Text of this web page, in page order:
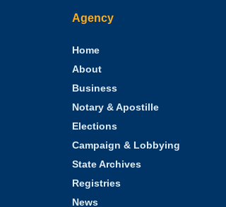
Agency
Home
About
Business
Notary & Apostille
Elections
Campaign & Lobbying
State Archives
Registries
News